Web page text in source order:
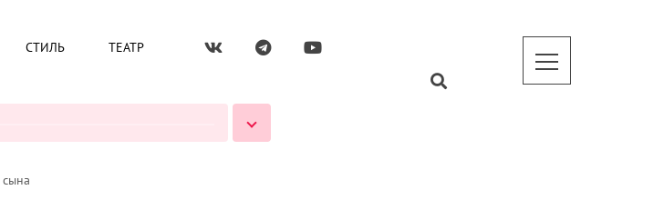
СТИЛЬ ТЕАТР